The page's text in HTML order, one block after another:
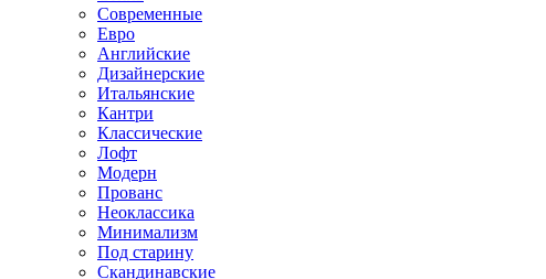
Современные
Евро
Английские
Дизайнерские
Итальянские
Кантри
Классические
Лофт
Модерн
Прованс
Неоклассика
Минимализм
Под старину
Скандинавские